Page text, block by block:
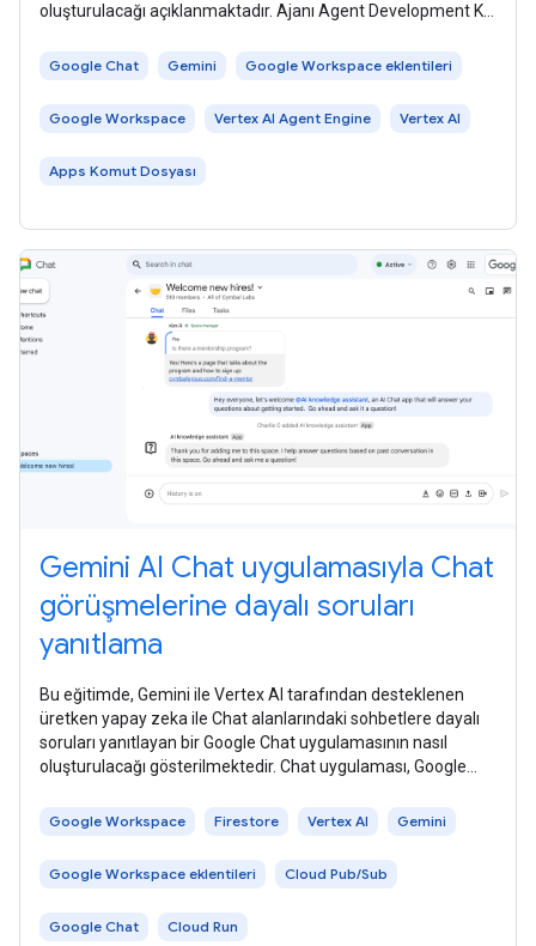
oluşturulacağı açıklanmaktadır. Ajanı Agent Development Kit
Google Chat Gemini Google Workspace eklentileri
Google Workspace Vertex AI Agent Engine Vertex AI
Apps Komut Dosyası
Gemini AI Chat uygulamasıyla Chat
görüşmelerine dayalı soruları
yanıtlama
Bu eğitimde, Gemini ile Vertex AI tarafından desteklenen
üretken yapay zeka ile Chat alanlarındaki sohbetlere dayalı
soruları yanıtlayan bir Google Chat uygulamasının nasıl
oluşturulacağı gösterilmektedir. Chat uygulaması, Google
Google Workspace Firestore Vertex AI Gemini
Google Workspace eklentileri Cloud Pub/Sub
Google Chat Cloud Run